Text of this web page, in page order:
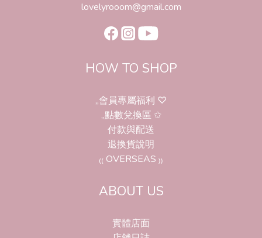
lovelyrooom@gmail.com
HOW TO SHOP
,,會員專屬福利 ♡
,,點數兌換區 ✩
付款與配送
退換貨說明
₍₍ OVERSEAS ₎₎
ABOUT US
實體店面